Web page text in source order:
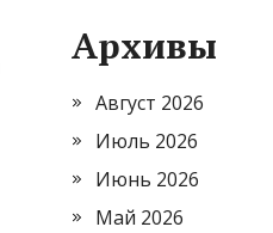
Архивы
Август 2026
Июль 2026
Июнь 2026
Май 2026